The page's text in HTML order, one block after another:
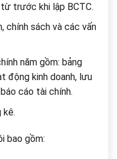
trước khi lập BCTC.
chính sách và các vấn
năm gồm: bảng
động kinh doanh, lưu
cáo tài chính.
kê.
bao gồm: